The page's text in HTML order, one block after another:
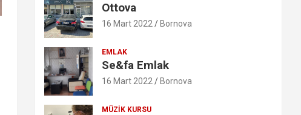
Ottova
16 Mart 2022 Bornova
EMLAK
Se&fa Emlak
16 Mart 2022 Bornova
MÜZIK KURSU